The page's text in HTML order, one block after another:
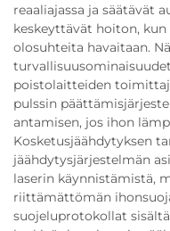
reaaliajassa ja säätävät
keskeyttävät hoiton,
olosuhteita havaitaan.
poistolaitteiden
pulssin
antamisen, jos ihon
Kosketusjäähdytyksen
jäähdytysjärjestelmän
laserin käynnistämistä,
riittämättömän
suojeluprotokollat